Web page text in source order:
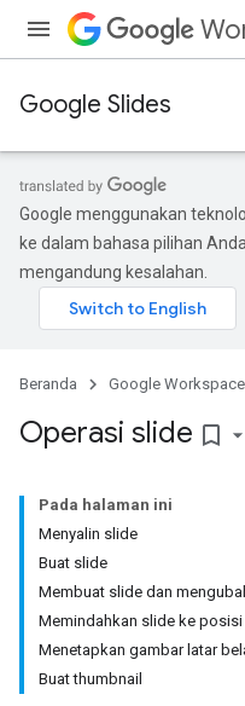
Google Slides
Google menggunakan
ke dalam bahasa pilihan
mengandung kesalahan.
Beranda Google Workspace
Operasi slide bookmark_border
Pada halaman ini
Menyalin slide
Buat slide
Membuat slide dan
Memindahkan slide ke posisi
Menetapkan gambar latar
Buat thumbnail